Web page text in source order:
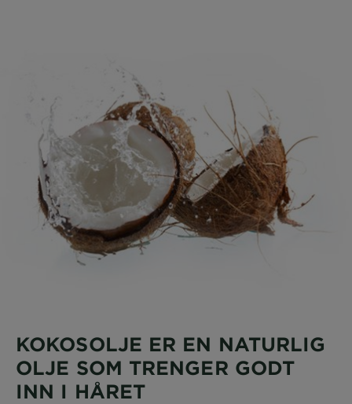
KOKOSOLJE ER EN NATURLIG
OLJE SOM TRENGER GODT
INN I HÅRET